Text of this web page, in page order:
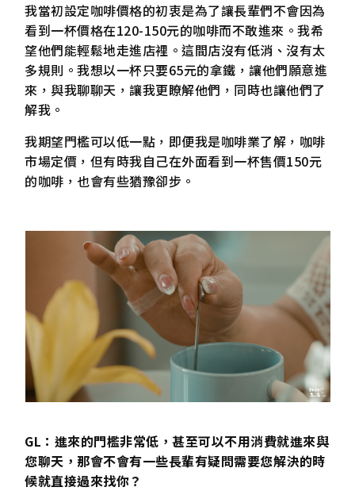
我當初設定咖啡價格的初衷是為了讓長輩們不會因為
看到一杯價格在120-150元的咖啡而不敢進來。我希
望他們能輕鬆地走進店裡。這間店沒有低消、沒有太
多規則。我想以一杯只要65元的拿鐵，讓他們願意進
來，與我聊聊天，讓我更瞭解他們，同時也讓他們了
解我。
我期望門檻可以低一點，即便我是咖啡業了解，咖啡
市場定價，但有時我自己在外面看到一杯售價150元
的咖啡，也會有些猶豫卻步。
GL：進來的門檻非常低，甚至可以不用消費就進來與
您聊天，那會不會有一些長輩有疑問需要您解決的時
候就直接過來找你？